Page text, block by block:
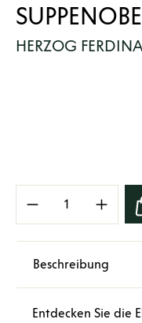
HERZOG
Produkt
Beschreibung
Entdecken Sie die